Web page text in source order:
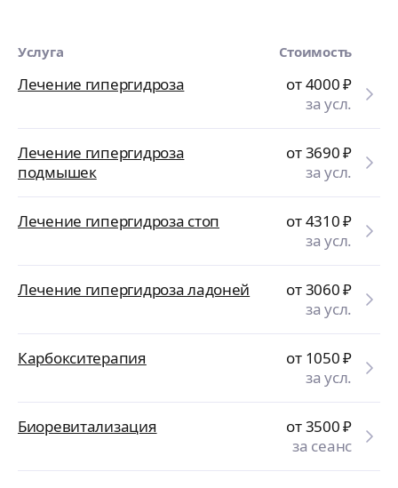
Услуга Стоимость
Лечение гипергидроза от 4000₽
за усл.
Лечение гипергидроза
подмышек
от 3690₽
за усл.
Лечение гипергидроза стоп от 4310₽
за усл.
Лечение гипергидроза ладоней от 3060₽
за усл.
Карбокситерапия от 1050₽
за усл.
Биоревитализация от 3500₽
за сеанс